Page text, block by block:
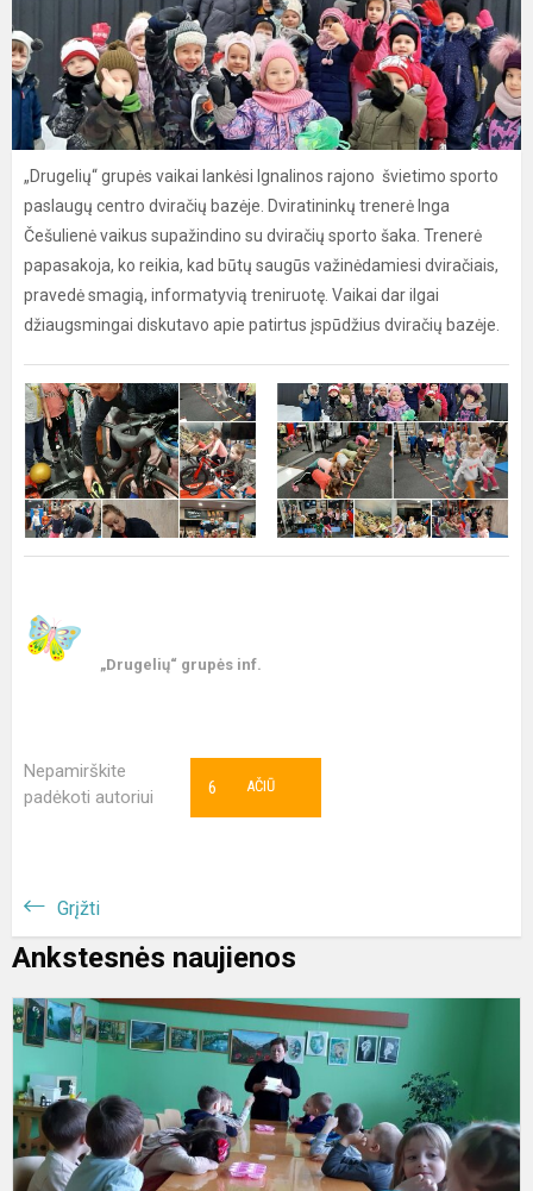
„Drugelių“ grupės vaikai lankėsi Ignalinos rajono švietimo sporto
paslaugų centro dviračių bazėje. Dviratininkų trenerė Inga
Češulienė vaikus supažindino su dviračių sporto šaka. Trenerė
papasakoja, ko reikia, kad būtų saugūs važinėdamiesi dviračiais,
pravedė smagią, informatyvią treniruotę. Vaikai dar ilgai
džiaugsmingai diskutavo apie patirtus įspūdžius dviračių bazėje.
„Drugelių“ grupės inf.
Nepamirškite
padėkoti autoriui
AČIŪ
6
Grįžti
Ankstesnės naujienos